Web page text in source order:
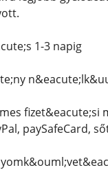
1-3 napig
paySafeCard,